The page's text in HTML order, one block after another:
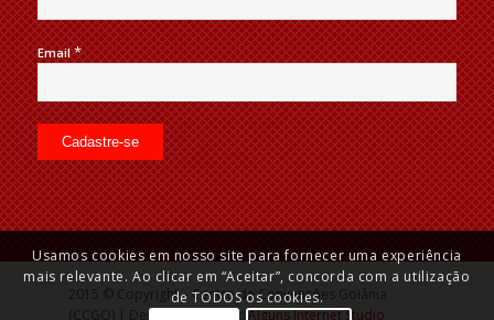
Email*
2015 © Copyright – Centro de Convenções Goiânia
(CCGO) | Desenvolvido por:Alguns Internet Studio
Usamos cookies em nosso site para fornecer uma experiência
mais relevante. Ao clicar em “Aceitar”, concorda com a utilização
de TODOS os cookies.